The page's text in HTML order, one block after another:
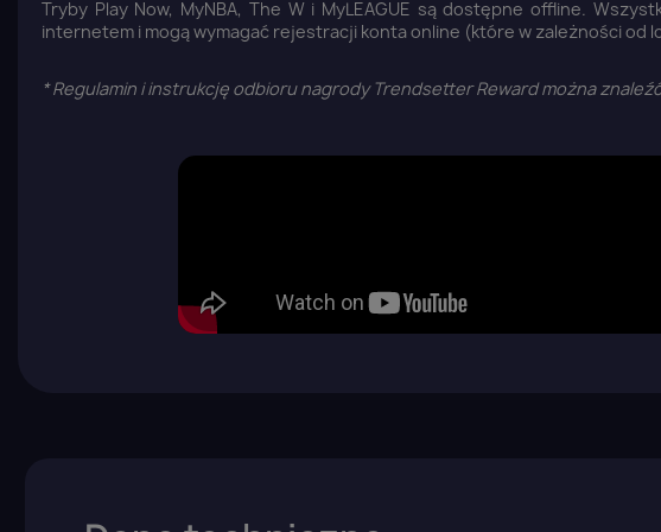
Tryby Play Now, MyNBA, The W i MyLEAGUE są dostępne offline.
internetem i mogą wymagać rejestracji konta online (które w zależności od
* Regulamin i instrukcję odbioru nagrody Trendsetter Reward można